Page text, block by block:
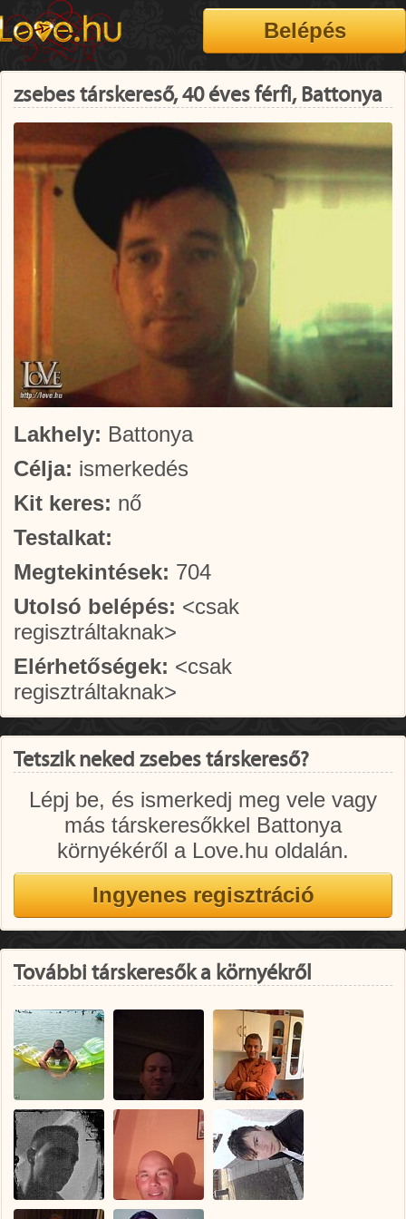
zsebes társkereső, 40 éves férfi, Battonya
Lakhely: Battonya
Célja: ismerkedés
Kit keres: nő
Testalkat:
Megtekintések: 704
Utolsó belépés: <csak
regisztráltaknak>
Elérhetőségek: <csak
regisztráltaknak>
Tetszik neked zsebes társkereső?
Lépj be, és ismerkedj meg vele vagy
más társkeresőkkel Battonya
környékéről a Love.hu oldalán.
További társkeresők a környékről